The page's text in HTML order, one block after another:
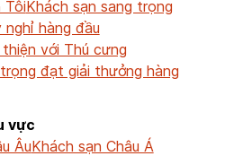
TôiKhách sạn sang trọng
hàng đầu
với Thú cưng
đạt giải thưởng hàng
vực
ÂuKhách sạn Châu Á